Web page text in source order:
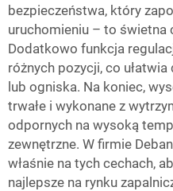
bezpieczeństwa, który
uruchomieniu – to świetna
Dodatkowo funkcja
różnych pozycji, co
lub ogniska. Na koniec,
trwałe i wykonane z
odpornych na wysoką
zewnętrzne. W firmie
właśnie na tych cechach,
najlepsze na rynku